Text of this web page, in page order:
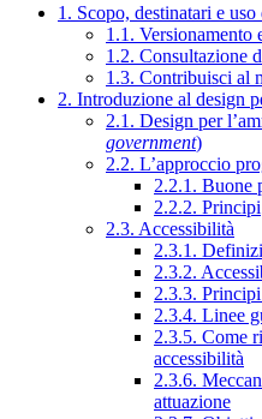
1. Scopo, destinatari e
1.1. Versionamento
1.2. Consultazione
1.3. Contribuisci al
2. Introduzione al design
2.1. Design per
government)
2.2. L’approccio
2.2.1. Buone
2.2.2. Principi
2.3. Accessibilità
2.3.1.
2.3.2.
2.3.3.
2.3.4. Linee
2.3.5. Come
accessibilità
2.3.6.
attuazione